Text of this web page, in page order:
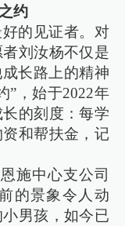
约
的见证者。对
刘汝杨不仅是
长路上的精神
”，始于2022年
的刻度：每学
和帮扶金，记
施中心支公司
的景象令人动
男孩，如今已